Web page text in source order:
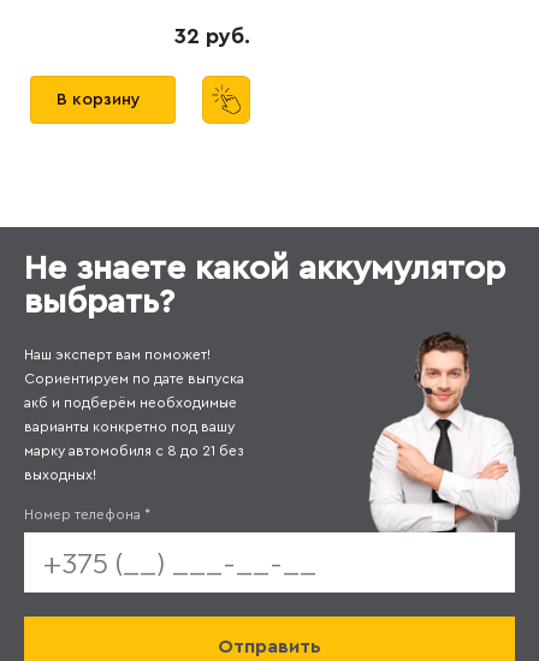
32 руб.
В корзину
Не знаете какой аккумулятор
выбрать?
Наш эксперт вам поможет!
Сориентируем по дате выпуска
акб и подберём необходимые
варианты конкретно под вашу
марку автомобиля с 8 до 21 без
выходных!
Номер телефона *